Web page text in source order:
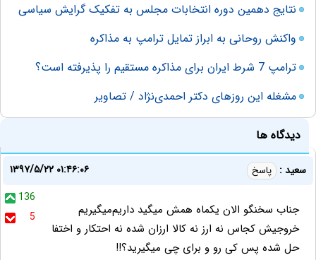
نتایج دهمین دوره انتخابات مجلس به تفکیک گرایش سیاسی
واکنش روحانی به ابراز تمایل ترامپ به مذاکره
ترامپ 7 شرط ایران برای مذاکره مستقیم را پذیرفته است؟
مشغله این روزهای دکتر احمدی‌نژاد / تصاویر
دیدگاه ها
سعید : پاسخ
۱۳۹۷/۵/۲۲ ۰۱:۴۶:۰۶
136
5
جناب سخنگو الان یکماه همش میگید داریم‌میگیریم
خروجیش کجاس نه ارز نه کالا ارزان شده نه احتکار و اختفا
حل شده پس کی‌ رو‌ و برای چی میگیرید؟!!